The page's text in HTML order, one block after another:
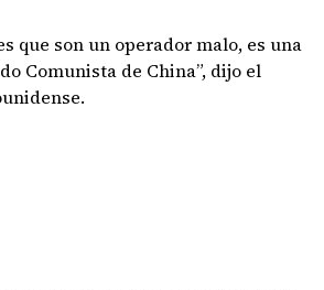
que son un operador malo, es una
Comunista de China”, dijo el